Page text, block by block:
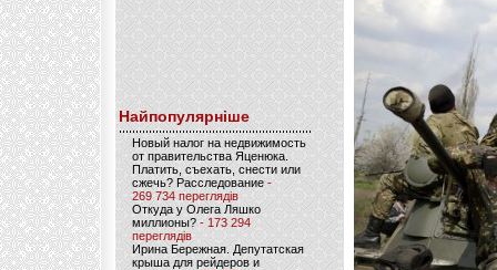
Найпопулярніше
Новый налог на недвижимость
от правительства Яценюка.
Платить, съехать, снести или
сжечь? Расследование-
269 734 переглядів
Откуда у Олега Ляшко
миллионы? - 173 294
переглядів
Ирина Бережная. Депутатская
крыша для рейдеров и